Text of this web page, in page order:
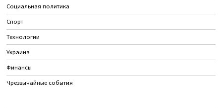
Социальная политика
Спорт
Технологии
Украина
Финансы
Чрезвычайные события